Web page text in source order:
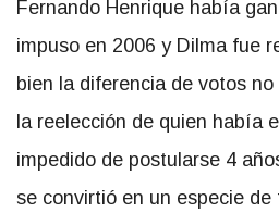
Fernando Henrique había
impuso en 2006 y Dilma fue
bien la diferencia de votos
la reelección de quien había
impedido de postularse 4
se convirtió en un especie